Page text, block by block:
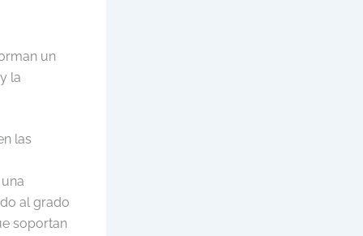
un
la
las
al grado
soportan